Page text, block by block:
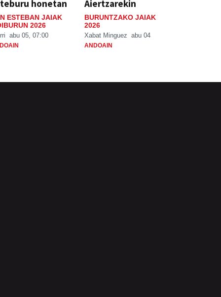
honetan
ESTEBAN JAIAK
2026
abu 05, 07:00
Aiertzarekin
BURUNTZAKO JAIAK
2026
Xabat Minguez abu 04
ANDOAIN